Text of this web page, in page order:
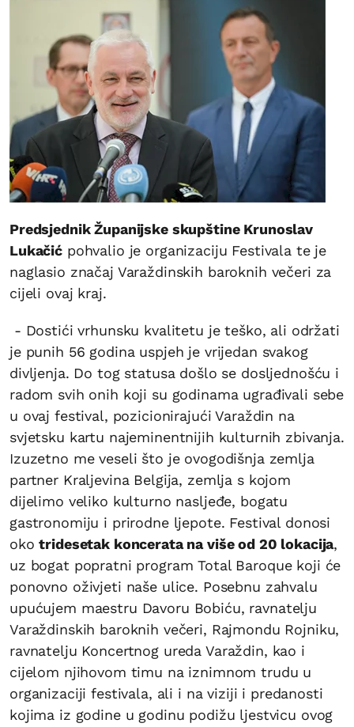
Predsjednik Županijske skupštine Krunoslav
Lukačić pohvalio je organizaciju Festivala te je
naglasio značaj Varaždinskih baroknih večeri za
cijeli ovaj kraj.
​ - Dostići vrhunsku kvalitetu je teško, ali održati
je punih 56 godina uspjeh je vrijedan svakog
divljenja. Do tog statusa došlo se dosljednošću i
radom svih onih koji su godinama ugrađivali sebe
u ovaj festival, pozicionirajući Varaždin na
svjetsku kartu najeminentnijih kulturnih zbivanja.
Izuzetno me veseli što je ovogodišnja zemlja
partner Kraljevina Belgija, zemlja s kojom
dijelimo veliko kulturno nasljeđe, bogatu
gastronomiju i prirodne ljepote. Festival donosi
okotridesetak koncerata na više od 20 lokacija,
uz bogat popratni program Total Baroque koji će
ponovno oživjeti naše ulice. ​Posebnu zahvalu
upućujem maestru Davoru Bobiću, ravnatelju
Varaždinskih baroknih večeri, Rajmondu Rojniku,
ravnatelju Koncertnog ureda Varaždin, kao i
cijelom njihovom timu na iznimnom trudu u
organizaciji festivala, ali i na viziji i predanosti
kojima iz godine u godinu podižu ljestvicu ovog